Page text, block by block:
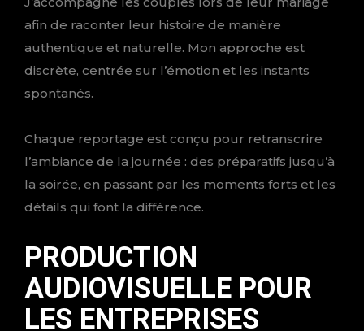
afin de raconter leur histoire de manière
authentique et naturelle. Mon approche est
discrète, centrée sur l’émotion et les instants
spontanés.
Chaque reportage est conçu pour retranscrire
l’ambiance de la journée : des préparatifs jusqu’à
la soirée, en passant par les moments forts et les
détails qui font la différence.
PRODUCTION
AUDIOVISUELLE POUR
LES ENTREPRISES